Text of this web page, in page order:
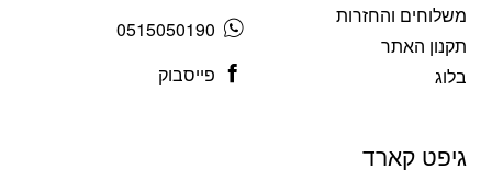
משלוחים והחזרות
תקנון האתר
בלוג
0515050190
פייסבוק
גיפט קארד